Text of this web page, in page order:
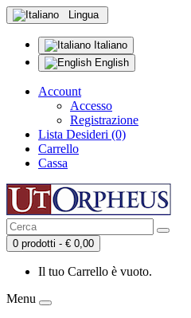
Lingua
Italiano
English
Account
Accesso
Registrazione
Lista Desideri (0)
Carrello
Cassa
0 prodotti - € 0,00
Il tuo Carrello è vuoto.
Menu